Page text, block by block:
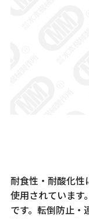
耐食性・耐酸化性
使用されています
です。転倒防止・